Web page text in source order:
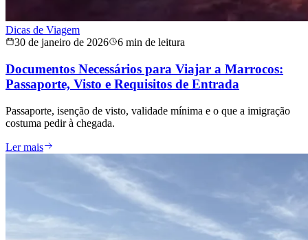
Dicas de Viagem
30 de janeiro de 2026
6 min de leitura
Documentos Necessários para Viajar a Marrocos:
Passaporte, Visto e Requisitos de Entrada
Passaporte, isenção de visto, validade mínima e o que a imigração
costuma pedir à chegada.
Ler mais